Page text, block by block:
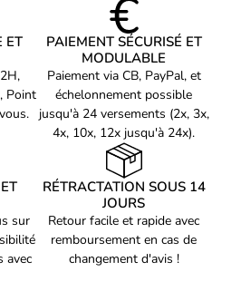
2,65 GHz et 30 Mo de mémoire
avec le socket INTEL LGA1851
pour un refroidissement
Intel Core Ultra 7 est le choix
haut de gamme. Offrez-
et une compatibilité optimale
supérieure. Commandez-le dès
PC !
ET
Point
PAIEMENT SÉCURISÉ ET
MODULABLE
Paiement via CB, PayPal, et
échelonnement possible
jusqu'à 24 versements (2x, 3x,
4x, 10x, 12x jusqu'à 24x).
sur
avec
RÉTRACTATION SOUS 14
JOURS
Retour facile et rapide avec
remboursement en cas de
changement d'avis !